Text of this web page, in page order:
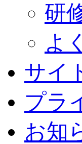
研
よ
サイ
プラ
お知